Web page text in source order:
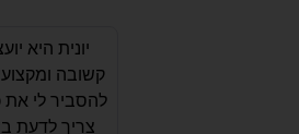
יונית היא
קשובה
להסביר לי את
צריך לדעת